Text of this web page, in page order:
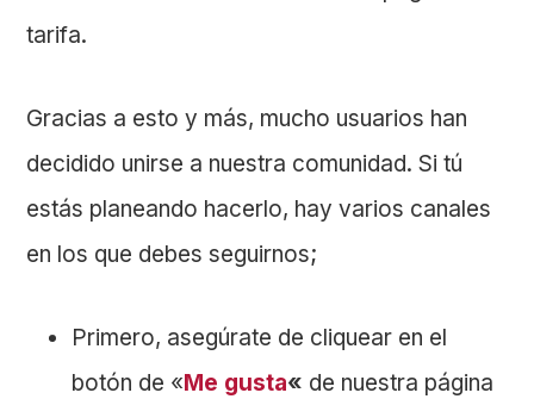
tarifa.
Gracias a esto y más, mucho usuarios han
decidido unirse a nuestra comunidad. Si tú
estás planeando hacerlo, hay varios canales
en los que debes seguirnos;
Primero, asegúrate de cliquear en el
botón de «Me gusta« de nuestra página